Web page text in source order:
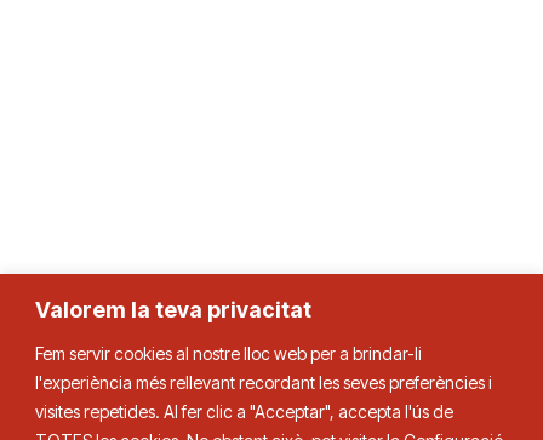
Valorem la teva privacitat
Fem servir cookies al nostre lloc web per a brindar-li
l'experiència més rellevant recordant les seves preferències i
visites repetides. Al fer clic a "Acceptar", accepta l'ús de
Federació Catalana de Tennis de Taula